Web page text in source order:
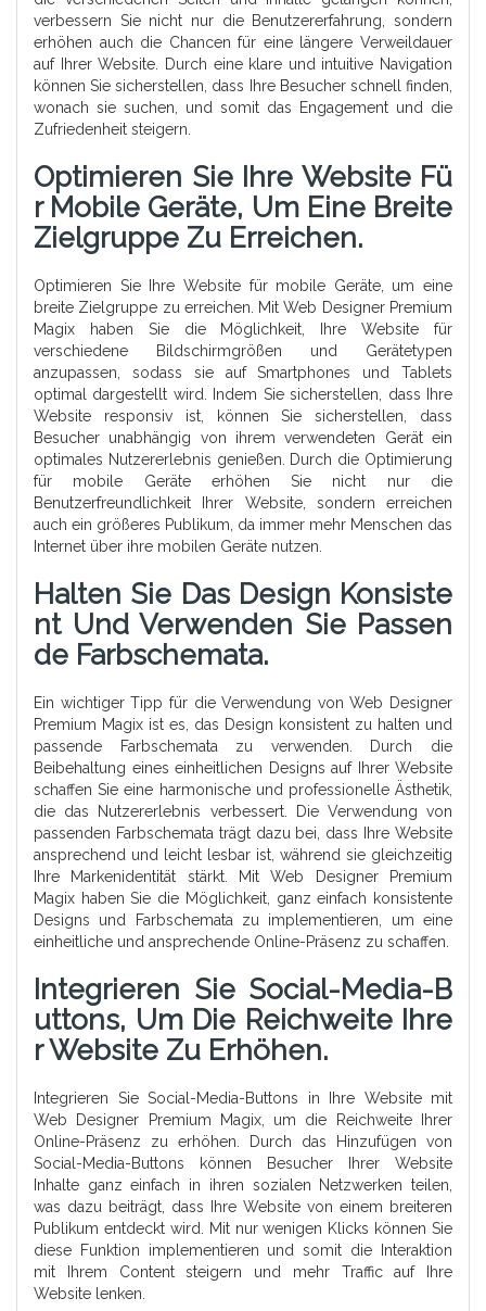
verbessern Sie nicht nur die Benutzererfahrung, sondern
erhöhen auch die Chancen für eine längere Verweildauer
auf Ihrer Website. Durch eine klare und intuitive Navigation
können Sie sicherstellen, dass Ihre Besucher schnell finden,
wonach sie suchen, und somit das Engagement und die
Zufriedenheit steigern.
Optimieren Sie Ihre Website Fü
R Mobile Geräte, Um Eine Breite
Zielgruppe Zu Erreichen.
Optimieren Sie Ihre Website für mobile Geräte, um eine
breite Zielgruppe zu erreichen. Mit Web Designer Premium
Magix haben Sie die Möglichkeit, Ihre Website für
verschiedene Bildschirmgrößen und Gerätetypen
anzupassen, sodass sie auf Smartphones und Tablets
optimal dargestellt wird. Indem Sie sicherstellen, dass Ihre
Website responsiv ist, können Sie sicherstellen, dass
Besucher unabhängig von ihrem verwendeten Gerät ein
optimales Nutzererlebnis genießen. Durch die Optimierung
für mobile Geräte erhöhen Sie nicht nur die
Benutzerfreundlichkeit Ihrer Website, sondern erreichen
auch ein größeres Publikum, da immer mehr Menschen das
Internet über ihre mobilen Geräte nutzen.
Halten Sie Das Design Konsiste
Nt Und Verwenden Sie Passen
De Farbschemata.
Ein wichtiger Tipp für die Verwendung von Web Designer
Premium Magix ist es, das Design konsistent zu halten und
passende Farbschemata zu verwenden. Durch die
Beibehaltung eines einheitlichen Designs auf Ihrer Website
schaffen Sie eine harmonische und professionelle Ästhetik,
die das Nutzererlebnis verbessert. Die Verwendung von
passenden Farbschemata trägt dazu bei, dass Ihre Website
ansprechend und leicht lesbar ist, während sie gleichzeitig
Ihre Markenidentität stärkt. Mit Web Designer Premium
Magix haben Sie die Möglichkeit, ganz einfach konsistente
Designs und Farbschemata zu implementieren, um eine
einheitliche und ansprechende Online-Präsenz zu schaffen.
Integrieren Sie Social-Media-B
Uttons, Um Die Reichweite Ihre
R Website Zu Erhöhen.
Integrieren Sie Social-Media-Buttons in Ihre Website mit
Web Designer Premium Magix, um die Reichweite Ihrer
Online-Präsenz zu erhöhen. Durch das Hinzufügen von
Social-Media-Buttons können Besucher Ihrer Website
Inhalte ganz einfach in ihren sozialen Netzwerken teilen,
was dazu beiträgt, dass Ihre Website von einem breiteren
Publikum entdeckt wird. Mit nur wenigen Klicks können Sie
diese Funktion implementieren und somit die Interaktion
mit Ihrem Content steigern und mehr Traffic auf Ihre
Website lenken.